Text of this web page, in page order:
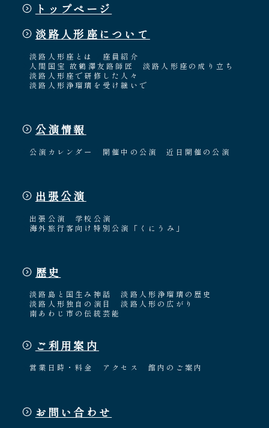
トップページ
淡路人形座について
淡路人形座とは
座員紹介
人間国宝 故鶴澤友路師匠
淡路人形座の成り立ち
淡路人形座で研修した人々
淡路人形浄瑠璃を受け継いで
公演情報
公演カレンダー 開催中の公演 近日開催の公演
出張公演
出張公演
学校公演
海外旅行客向け特別公演「くにうみ」
歴史
淡路島と国生み神話
淡路人形浄瑠璃の歴史
淡路人形独自の演目
淡路人形の広がり
南あわじ市の伝統芸能
ご利用案内
営業日時・料金 アクセス 館内のご案内
お問い合わせ